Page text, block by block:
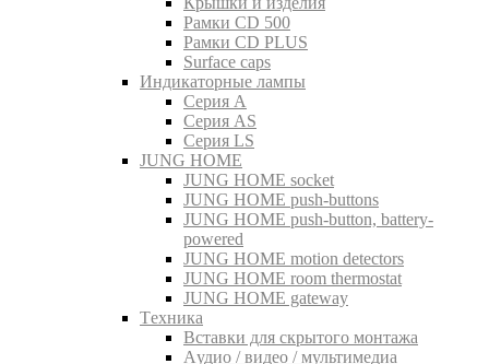
Рамки CD 500
Рамки CD PLUS
Surface caps
Индикаторные лампы
Серия A
Серия AS
Серия LS
JUNG HOME
JUNG HOME socket
JUNG HOME push-buttons
JUNG HOME push-button, battery-
powered
JUNG HOME motion detectors
JUNG HOME room thermostat
JUNG HOME gateway
Tехника
Вставки для скрытого монтажа
Aудио / видео / мультимедиа